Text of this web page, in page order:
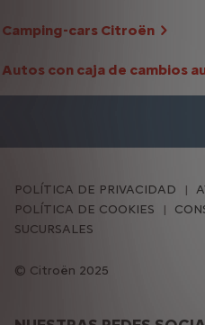
Camping-cars Citroën
Autos con caja de cambios
Citroën 2025
POLÍTICA DE PRIVACIDAD
POLÍTICA DE COOKIES
SUCURSALES